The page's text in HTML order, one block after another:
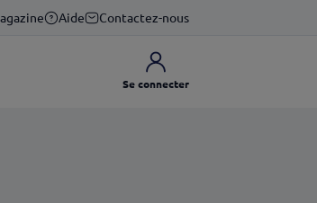
Aide Contactez-nous
Se connecter